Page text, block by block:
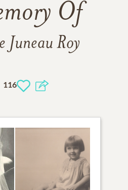
Of
Juneau Roy
116